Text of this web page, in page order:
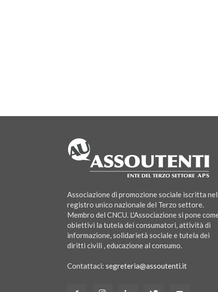
Associazione di promozione sociale iscritta nel
registro unico nazionale del Terzo settore.
Membro del CNCU. L'Associazione si pone
obiettivi la tutela dei consumatori, attività di
informazione, solidarietà sociale e tutela dei
diritti civili , educazione al consumo.
Contattaci: segreteria@assoutenti.it